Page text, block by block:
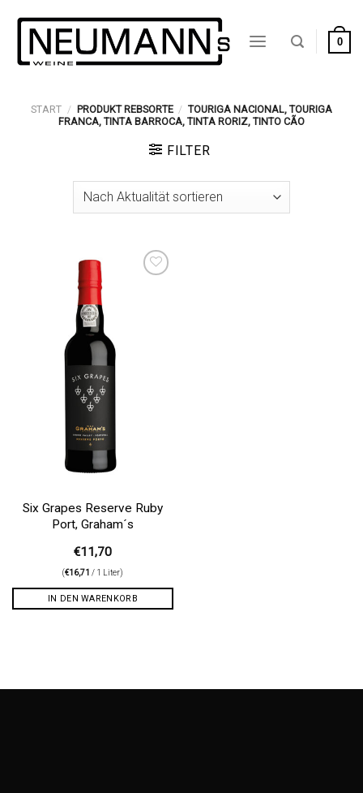
Inhalt
springen
0
START / PRODUKT REBSORTE / TOURIGA NACIONAL, TOURIGA
FRANCA, TINTA BARROCA, TINTA RORIZ, TINTO CÃO
FILTER
Six Grapes Reserve Ruby
Port, Graham´s
€11,70
(€16,71 / 1 Liter)
IN DEN WARENKORB